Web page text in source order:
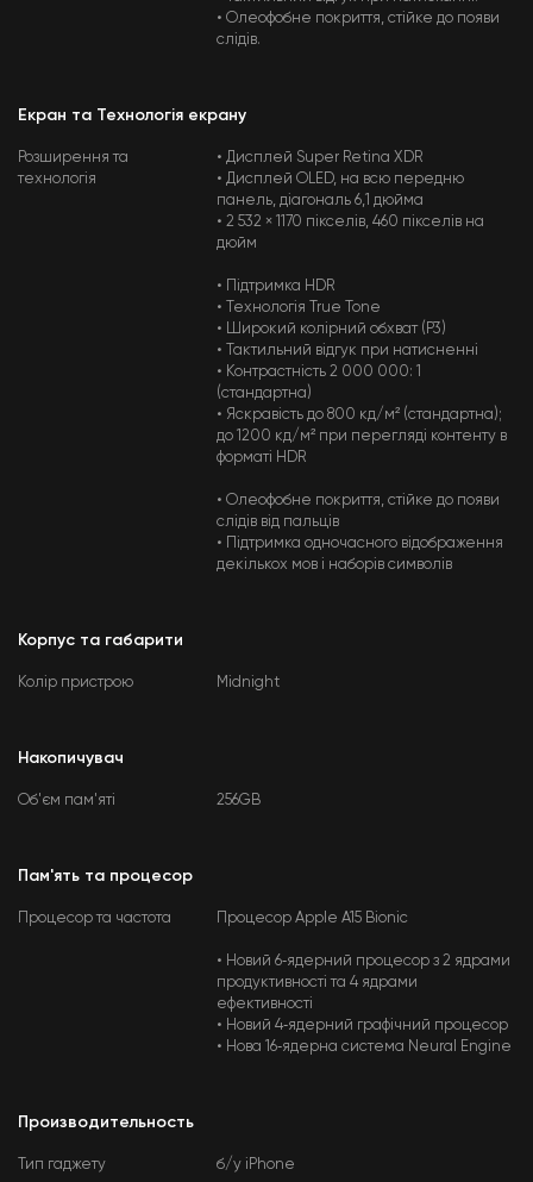
• Олеофобне покриття, стійке до появи
слідів.
Екран та Технологія екрану
Розширення та
технологія
• Дисплей Super Retina XDR
• Дисплей OLED, на всю передню
панель, діагональ 6,1 дюйма
• 2 532 × 1170 пікселів, 460 пікселів на
дюйм
• Підтримка HDR
• Технологія True Tone
• Широкий колірний обхват (P3)
• Тактильний відгук при натисненні
• Контрастність 2 000 000: 1
(стандартна)
• Яскравість до 800 кд/м² (стандартна);
до 1200 кд/м² при перегляді контенту в
форматі HDR
• Олеофобне покриття, стійке до появи
слідів від пальців
• Підтримка одночасного відображення
декількох мов і наборів символів
Корпус та габарити
Колір пристрою Midnight
Накопичувач
Об'єм пам'яті 256GB
Пам'ять та процесор
Процесор та частота Процесор Apple A15 Bionic
• Новий 6‑ядерний процесор з 2 ядрами
продуктивності та 4 ядрами
ефективності
• Новий 4‑ядерний графічний процесор
• Нова 16‑ядерна система Neural Engine
Производительность
Тип гаджету б/у iPhone